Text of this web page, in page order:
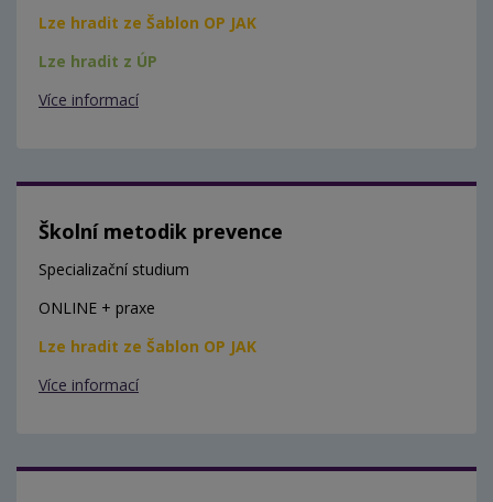
Lze hradit ze Šablon OP JAK
Lze hradit z ÚP
Více informací
Školní metodik prevence
Specializační studium
ONLINE + praxe
Lze hradit ze Šablon OP JAK
Více informací